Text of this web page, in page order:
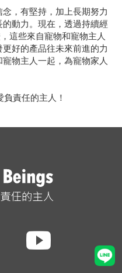
，有堅持，加上長期努力
動力。現在，透過持續經
這些來自寵物和寵物主人
好的產品往未來前進的力
物主人一起，為寵物家人
責任的主人！